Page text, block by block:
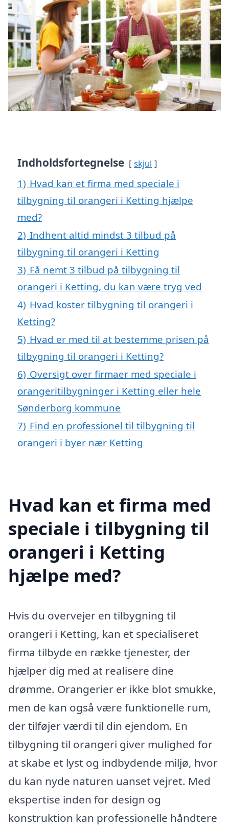
Indholdsfortegnelse skjul
1) Hvad kan et firma med speciale i
tilbygning til orangeri i Ketting hjælpe
med?
2) Indhent altid mindst 3 tilbud på
tilbygning til orangeri i Ketting
3) Få nemt 3 tilbud på tilbygning til
orangeri i Ketting, du kan være tryg ved
4) Hvad koster tilbygning til orangeri i
Ketting?
5) Hvad er med til at bestemme prisen på
tilbygning til orangeri i Ketting?
6) Oversigt over firmaer med speciale i
orangeritilbygninger i Ketting eller hele
Sønderborg kommune
7) Find en professionel til tilbygning til
orangeri i byer nær Ketting
Hvad kan et firma med
speciale i tilbygning til
orangeri i Ketting
hjælpe med?
Hvis du overvejer en tilbygning til
orangeri i Ketting, kan et specialiseret
firma tilbyde en række tjenester, der
hjælper dig med at realisere dine
drømme. Orangerier er ikke blot smukke,
men de kan også være funktionelle rum,
der tilføjer værdi til din ejendom. En
tilbygning til orangeri giver mulighed for
at skabe et lyst og indbydende miljø, hvor
du kan nyde naturen uanset vejret. Med
ekspertise inden for design og
konstruktion kan professionelle håndtere